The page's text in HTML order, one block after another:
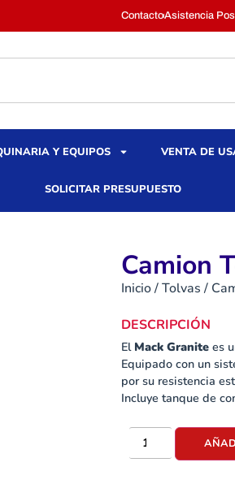
ContactoAsistencia
Y EQUIPOS VENTA DE
SOLICITAR PRESUPUESTO
Camion
Inicio/Tolvas /
DESCRIPCIÓN
El Mack Granite es
Equipado con un
por su resistencia
Incluye tanque de